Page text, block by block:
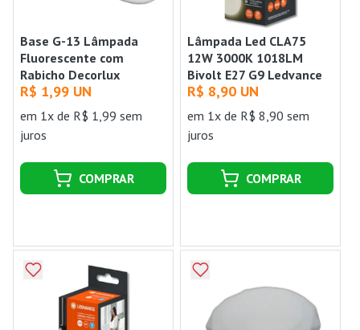
Base G-13 Lâmpada
Fluorescente com
Rabicho Decorlux
R$ 1,99 UN
em 1x de R$ 1,99 sem
juros
COMPRAR
Lâmpada Led CLA75
12W 3000K 1018LM
Bivolt E27 G9 Ledvance
R$ 8,90 UN
em 1x de R$ 8,90 sem
juros
COMPRAR